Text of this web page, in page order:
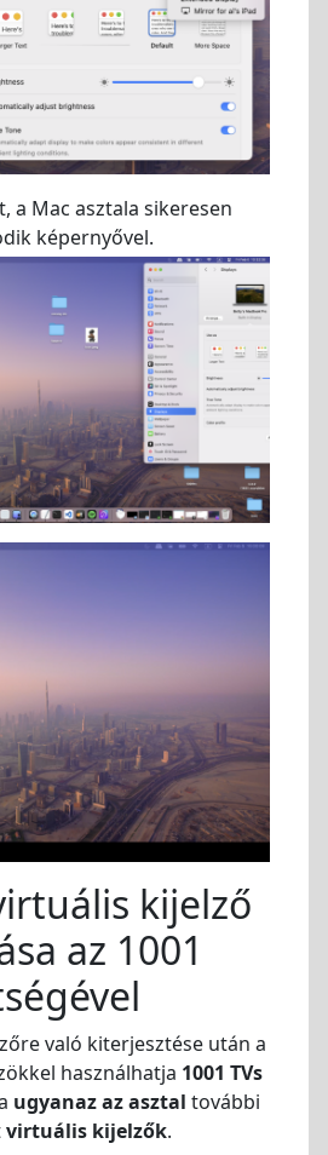
a Mac asztala sikeresen
képernyővel.
kijelző
az 1001
való kiterjesztése után a
használhatja 1001 TVs
ugyanaz az asztal további
virtuális kijelzők.